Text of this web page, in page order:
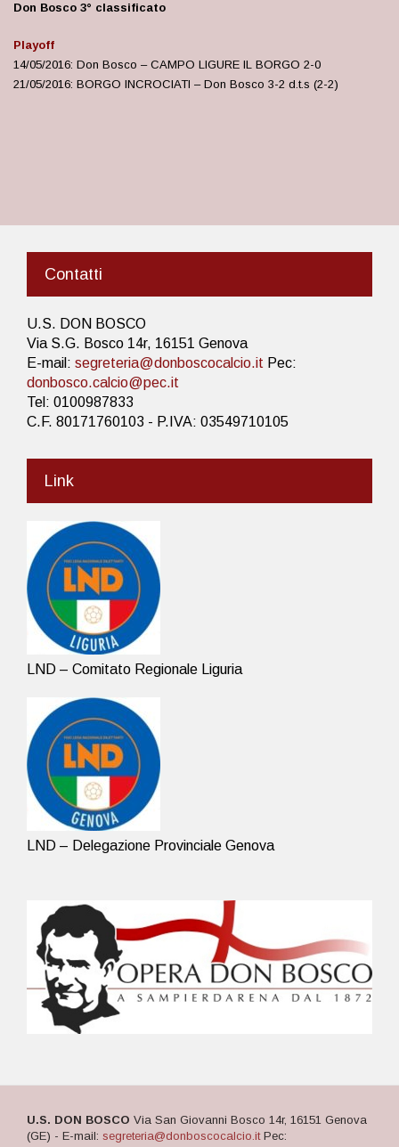
Don Bosco 3° classificato
Playoff
14/05/2016: Don Bosco – CAMPO LIGURE IL BORGO 2-0
21/05/2016: BORGO INCROCIATI – Don Bosco 3-2 d.t.s (2-2)
Contatti
U.S. DON BOSCO
Via S.G. Bosco 14r, 16151 Genova
E-mail: segreteria@donboscocalcio.it Pec:
donbosco.calcio@pec.it
Tel: 0100987833
C.F. 80171760103 - P.IVA: 03549710105
Link
LND – Comitato Regionale Liguria
LND – Delegazione Provinciale Genova
U.S. DON BOSCO Via San Giovanni Bosco 14r, 16151 Genova
(GE) - E-mail: segreteria@donboscocalcio.itPec: